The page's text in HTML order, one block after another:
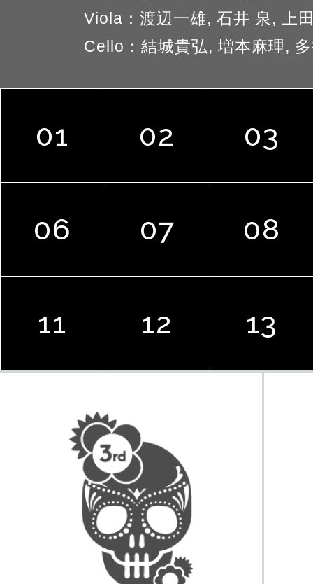
Viola：渡辺一雄, 石井 泉, 上
Cello：結城貴弘, 増本麻理,
01 02 03
06 07 08
11 12 13